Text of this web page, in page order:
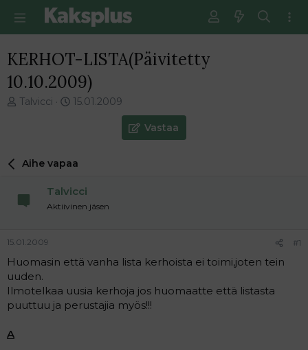
KERHOT-LISTA(Päivitetty
10.10.2009)
V
e
t
n
a
o
i
t
Talvicci
E
m
i
n
i
t
i
15.01.2009
Vastaa
Aihe vapaa
Talvicci
Aktiivinen jäsen
15.01.2009 #1
Huomasin että vanha lista kerhoista ei toimi,joten tein
uuden.
Ilmotelkaa uusia kerhoja jos huomaatte että listasta
puuttuu ja perustajia myös!!!
A